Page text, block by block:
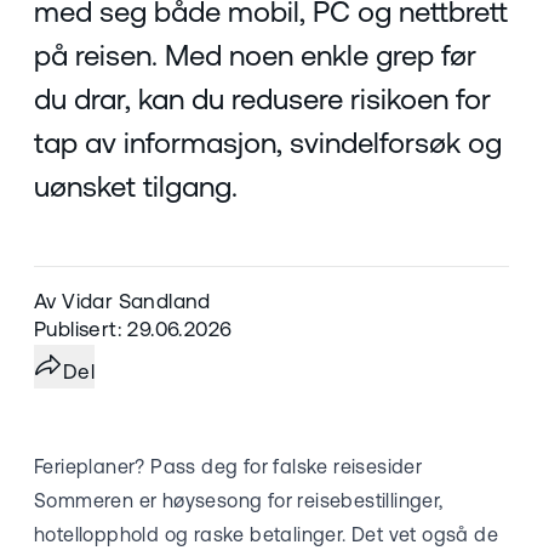
med seg både mobil, PC og nettbrett
på reisen. Med noen enkle grep før
du drar, kan du redusere risikoen for
tap av informasjon, svindelforsøk og
uønsket tilgang.
Av Vidar Sandland
Publisert: 29.06.2026
Del
Ferieplaner? Pass deg for falske reisesider
Sommeren er høysesong for reisebestillinger,
hotellopphold og raske betalinger. Det vet også de